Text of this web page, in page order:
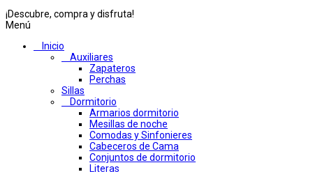
¡Descubre, compra y disfruta!
Menú
Inicio
Auxiliares
Zapateros
Perchas
Sillas
Dormitorio
Armarios dormitorio
Mesillas de noche
Comodas y Sinfonieres
Cabeceros de Cama
Conjuntos de dormitorio
Literas